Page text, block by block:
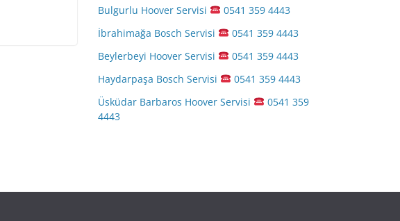
Bulgurlu Hoover Servisi
0541 359 4443
İbrahimağa Bosch Servisi
0541 359 4443
Beylerbeyi Hoover Servisi
0541 359 4443
Haydarpaşa Bosch Servisi
0541 359 4443
Üsküdar Barbaros Hoover Servisi
0541 359
4443